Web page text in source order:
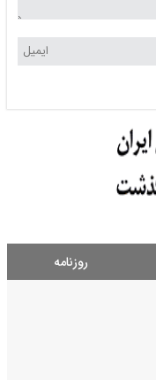
روزنامه